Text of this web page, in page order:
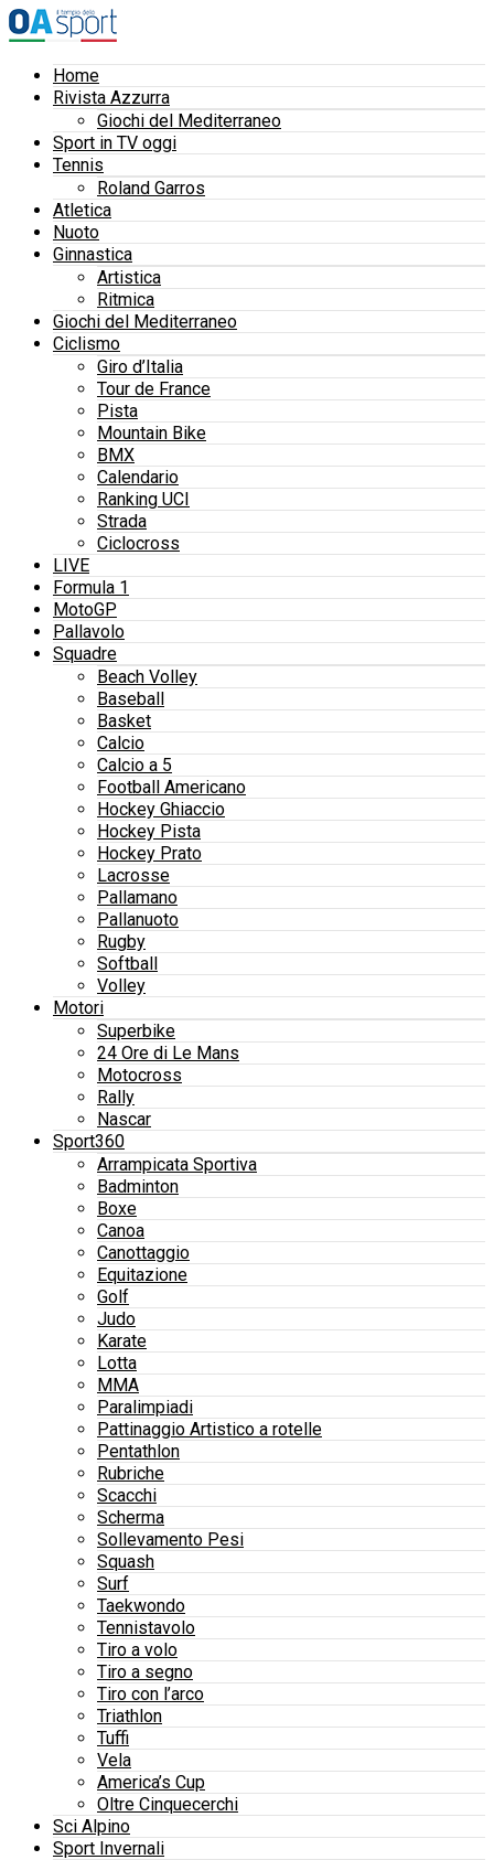
Home
Rivista Azzurra
Giochi del Mediterraneo
Sport in TV oggi
Tennis
Roland Garros
Atletica
Nuoto
Ginnastica
Artistica
Ritmica
Giochi del Mediterraneo
Ciclismo
Giro d’Italia
Tour de France
Pista
Mountain Bike
BMX
Calendario
Ranking UCI
Strada
Ciclocross
LIVE
Formula 1
MotoGP
Pallavolo
Squadre
Beach Volley
Baseball
Basket
Calcio
Calcio a 5
Football Americano
Hockey Ghiaccio
Hockey Pista
Hockey Prato
Lacrosse
Pallamano
Pallanuoto
Rugby
Softball
Volley
Motori
Superbike
24 Ore di Le Mans
Motocross
Rally
Nascar
Sport360
Arrampicata Sportiva
Badminton
Boxe
Canoa
Canottaggio
Equitazione
Golf
Judo
Karate
Lotta
MMA
Paralimpiadi
Pattinaggio Artistico a rotelle
Pentathlon
Rubriche
Scacchi
Scherma
Sollevamento Pesi
Squash
Surf
Taekwondo
Tennistavolo
Tiro a volo
Tiro a segno
Tiro con l’arco
Triathlon
Tuffi
Vela
America’s Cup
Oltre Cinquecerchi
Sci Alpino
Sport Invernali